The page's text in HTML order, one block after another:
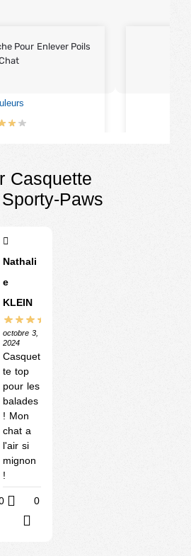
Pour Enlever Poils
Casquette
Paws
Nathali
e
KLEIN
octobre 3,
2024
Casquet
te top
pour les
balades
! Mon
chat a
l'air si
mignon
!
0